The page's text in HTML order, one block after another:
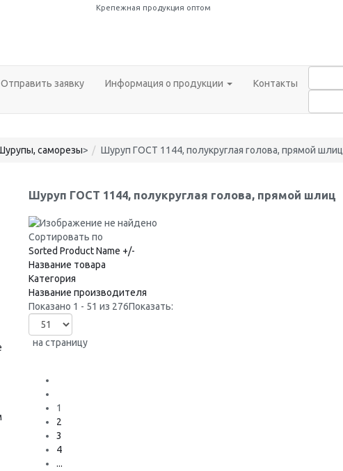
Крепежная продукция оптом
Отправить заявку Информация о продукции Контакты
саморезы> Шуруп ГОСТ 1144, полукруглая голова, прямой шлиц
Шуруп ГОСТ 1144, полукруглая голова, прямой шлиц
Сортировать по
Sorted Product Name +/-
Название товара
Категория
Название производителя
Показано 1 - 51 из 276Показать:
на страницу
1
2
3
4
...